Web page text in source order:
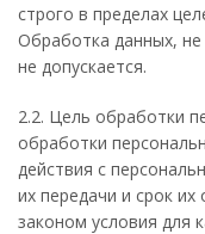
строго в пределах
Обработка данных,
не допускается.
2.2. Цель обработки
обработки
действия с
их передачи и срок
законом условия для